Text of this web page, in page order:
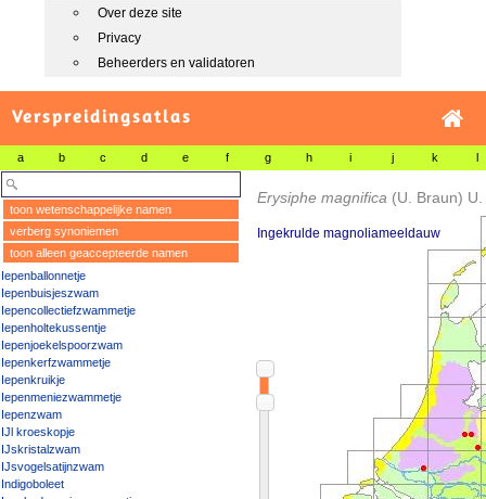
Over deze site
Privacy
Beheerders en validatoren
Verspreidingsatlas
a b c d e f g h i j k l
toon wetenschappelijke namen
verberg synoniemen
toon alleen geaccepteerde namen
Iepenballonnetje
Iepenbuisjeszwam
Iepencollectiefzwammetje
Iepenholtekussentje
Iepenjoekelspoorzwam
Iepenkerfzwammetje
Iepenkruikje
Iepenmeniezwammetje
Iepenzwam
IJl kroeskopje
IJskristalzwam
IJsvogelsatijnzwam
Indigoboleet
Erysiphe magnifica (U. Braun)
Ingekrulde magnoliameeldauw